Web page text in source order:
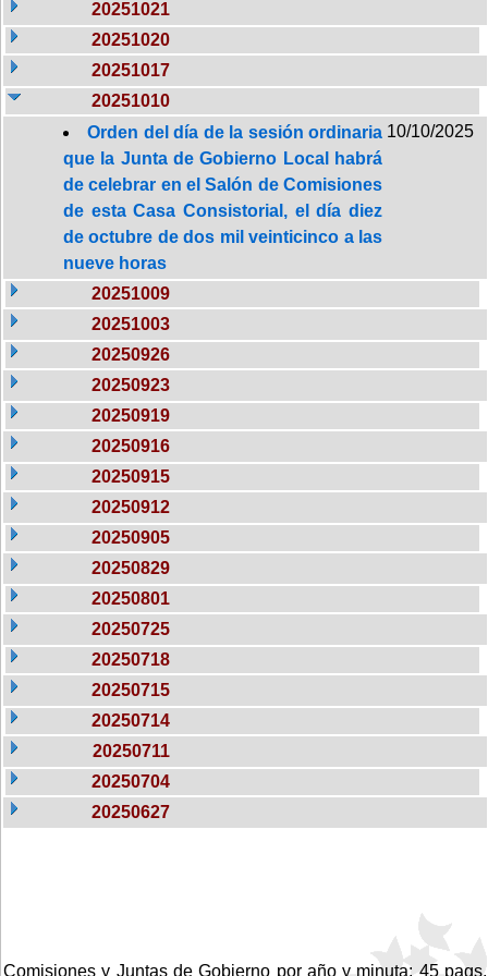
20251021
20251020
20251017
20251010
Orden del día de la sesión ordinaria
que la Junta de Gobierno Local habrá
de celebrar en el Salón de Comisiones
de esta Casa Consistorial, el día diez
de octubre de dos mil veinticinco a las
nueve horas
10/10/2025
20251009
20251003
20250926
20250923
20250919
20250916
20250915
20250912
20250905
20250829
20250801
20250725
20250718
20250715
20250714
20250711
20250704
20250627
Comisiones y Juntas de Gobierno por año y minuta: 45 pags.